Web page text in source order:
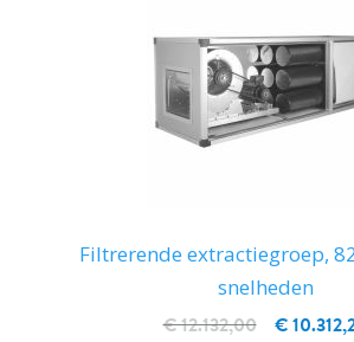
Filtrerende extractiegroep,
snelheden
€
€ 12.132,00